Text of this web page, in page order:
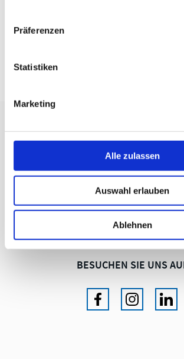
Präferenzen
Statistiken
Marketing
Alle zulassen
Auswahl erlauben
Ablehnen
WIR BERATEN SIE
KRAHNEN GMBH
Produkte für Instandhaltung und
+49 (0) 221 681006
info@krahnen.de
BESUCHEN SIE UNS